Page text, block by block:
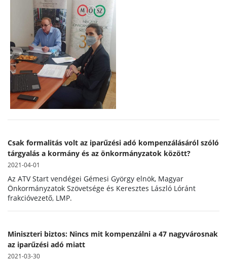
Csak formalitás volt az iparűzési adó kompenzálásáról szóló
tárgyalás a kormány és az önkormányzatok között?
2021-04-01
Az ATV Start vendégei Gémesi György elnök, Magyar
Önkormányzatok Szövetsége és Keresztes László Lóránt
frakcióvezető, LMP.
Miniszteri biztos: Nincs mit kompenzálni a 47 nagyvárosnak
az iparűzési adó miatt
2021-03-30